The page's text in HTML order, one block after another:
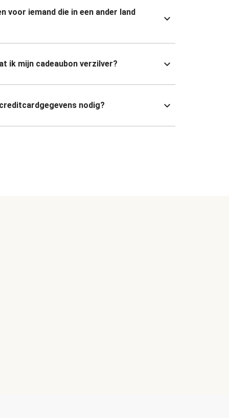
voor iemand die in een ander land
ik mijn cadeaubon verzilver?
nodig?